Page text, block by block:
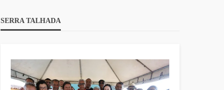
SERRA TALHADA